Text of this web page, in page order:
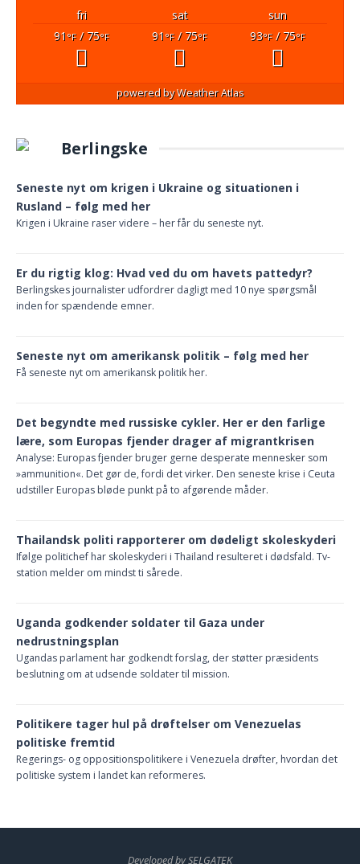
fri sat
sun
91 °F/ 75°F 91 °F/ 75°F 93°F/ 75°F
powered byWeather Atlas
Berlingske
Seneste nyt om krigen i Ukraine og situationen i
Rusland – følg med her
Krigen i Ukraine raser videre – her får du seneste nyt.
Er du rigtig klog: Hvad ved du om havets pattedyr?
Berlingskes journalister udfordrer dagligt med 10 nye spørgsmål
inden for spændende emner.
Seneste nyt om amerikansk politik – følg med her
Få seneste nyt om amerikansk politik her.
Det begyndte med russiske cykler. Her er den farlige
lære, som Europas fjender drager af migrantkrisen
Analyse: Europas fjender bruger gerne desperate mennesker som
»ammunition«. Det gør de, fordi det virker. Den seneste krise i Ceuta
udstiller Europas bløde punkt på to afgørende måder.
Thailandsk politi rapporterer om dødeligt skoleskyderi
Ifølge politichef har skoleskyderi i Thailand resulteret i dødsfald. Tv-
station melder om mindst ti sårede.
Uganda godkender soldater til Gaza under
nedrustningsplan
Ugandas parlament har godkendt forslag, der støtter præsidents
beslutning om at udsende soldater til mission.
Politikere tager hul på drøftelser om Venezuelas
politiske fremtid
Regerings- og oppositionspolitikere i Venezuela drøfter, hvordan det
politiske system i landet kan reformeres.
Developed by SELGATEK